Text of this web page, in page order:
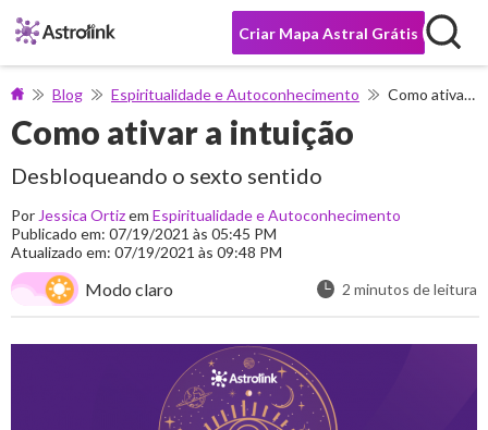
Criar Mapa Astral Grátis
Blog Espiritualidade e Autoconhecimento Como ativar a intuição
Como ativar a intuição
Desbloqueando o sexto sentido
Por Jessica Ortizem Espiritualidade e Autoconhecimento
Publicado em: 07/19/2021 às 05:45 PM
Atualizado em: 07/19/2021 às 09:48 PM
Modo claro 2 minutos de leitura